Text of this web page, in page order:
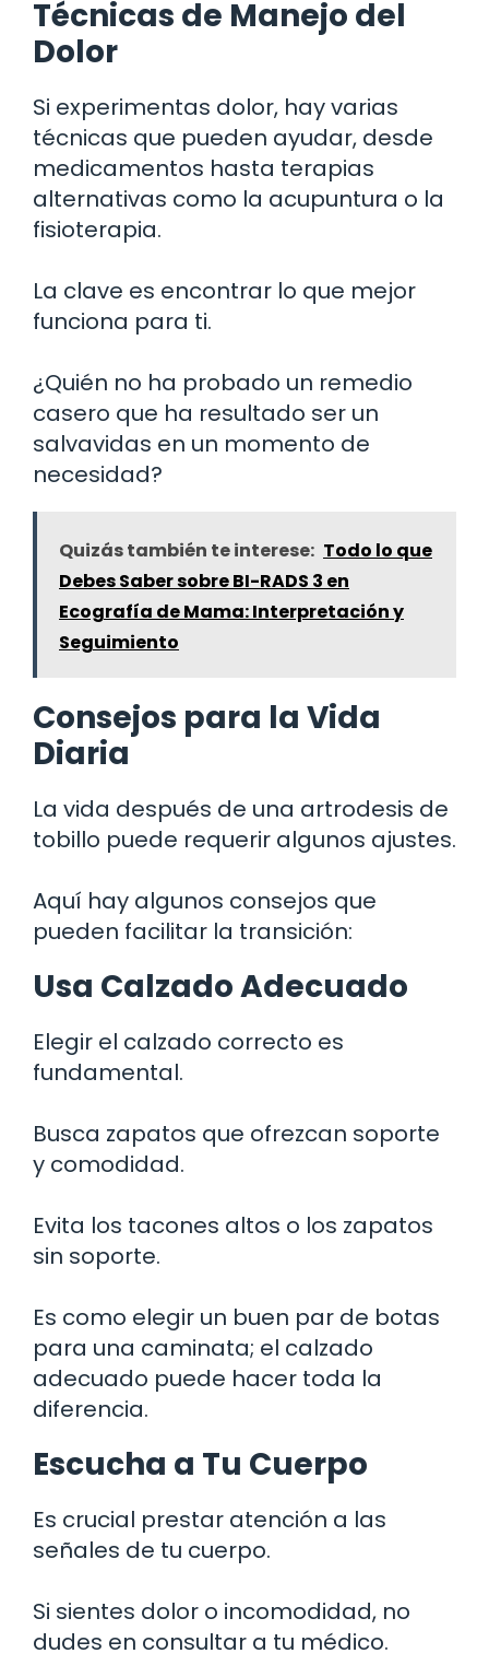
Técnicas de Manejo del
Dolor
Si experimentas dolor, hay varias
técnicas que pueden ayudar, desde
medicamentos hasta terapias
alternativas como la acupuntura o la
fisioterapia.
La clave es encontrar lo que mejor
funciona para ti.
¿Quién no ha probado un remedio
casero que ha resultado ser un
salvavidas en un momento de
necesidad?
Quizás también te interese: Todo lo que
Debes Saber sobre BI-RADS 3 en
Ecografía de Mama: Interpretación y
Seguimiento
Consejos para la Vida
Diaria
La vida después de una artrodesis de
tobillo puede requerir algunos ajustes.
Aquí hay algunos consejos que
pueden facilitar la transición:
Usa Calzado Adecuado
Elegir el calzado correcto es
fundamental.
Busca zapatos que ofrezcan soporte
y comodidad.
Evita los tacones altos o los zapatos
sin soporte.
Es como elegir un buen par de botas
para una caminata; el calzado
adecuado puede hacer toda la
diferencia.
Escucha a Tu Cuerpo
Es crucial prestar atención a las
señales de tu cuerpo.
Si sientes dolor o incomodidad, no
dudes en consultar a tu médico.